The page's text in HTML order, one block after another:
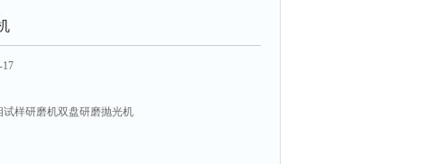
17
试样研磨机双盘研磨抛光机